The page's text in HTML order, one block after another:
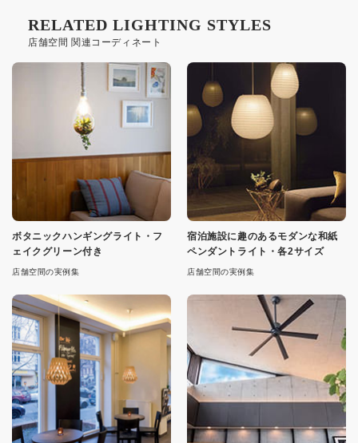
店舗空間 関連コーディネート
RELATED LIGHTING STYLES
ボタニックハンギングライト・フ
ェイクグリーン付き
店舗空間の実例集
宿泊施設に趣のあるモダンな和紙
ペンダントライト・各2サイズ
店舗空間の実例集